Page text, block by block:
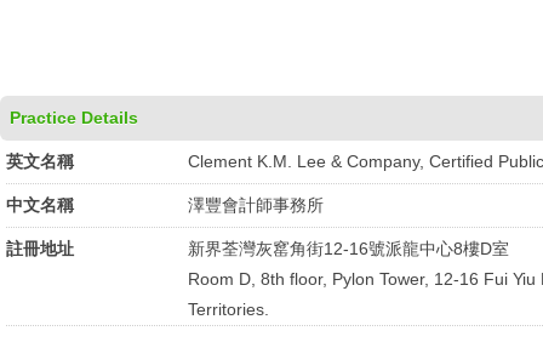
Practice Details
英文名稱 Clement K.M. Lee & Company, Certified
中文名稱 澤豐會計師事務所
註冊地址
新界荃灣灰窰角街12-16號派龍中心8樓D室
Room D, 8th floor, Pylon Tower, 12-16 Fui
Territories.